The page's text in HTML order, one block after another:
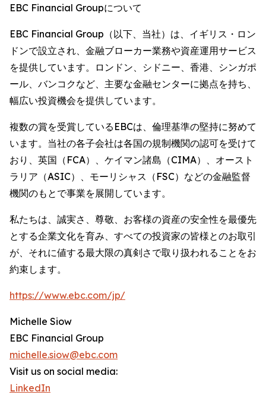
EBC Financial Groupについて
EBC Financial Group（以下、当社）は、イギリス・ロン
ドンで設立され、金融ブローカー業務や資産運用サービス
を提供しています。ロンドン、シドニー、香港、シンガポ
ール、バンコクなど、主要な金融センターに拠点を持ち、
幅広い投資機会を提供しています。
複数の賞を受賞しているEBCは、倫理基準の堅持に努めて
います。当社の各子会社は各国の規制機関の認可を受けて
おり、英国（FCA）、ケイマン諸島（CIMA）、オースト
ラリア（ASIC）、モーリシャス（FSC）などの金融監督
機関のもとで事業を展開しています。
私たちは、誠実さ、尊敬、お客様の資産の安全性を最優先
とする企業文化を育み、すべての投資家の皆様とのお取引
が、それに値する最大限の真剣さで取り扱われることをお
約束します。
https://www.ebc.com/jp/
Michelle Siow
EBC Financial Group
michelle.siow@ebc.com
Visit us on social media:
LinkedIn